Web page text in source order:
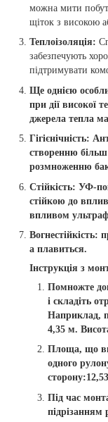
можна мити
щіток з високою
Теплоізоляція:
забезпечують
підтримувати
Ще однією
при дії високої
джерела тепла
Гігієнічність:
створенню більш
розмноженню
Стійкість: УФ-
стійкою до
впливом
Вогнестійкість:
а плавиться.
Інструкція з
Помножте
і складіть
Наприклад,
4,35 м.
Площа, що
одного
Під час
підрізанням